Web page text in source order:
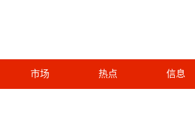
市场 热点 信息